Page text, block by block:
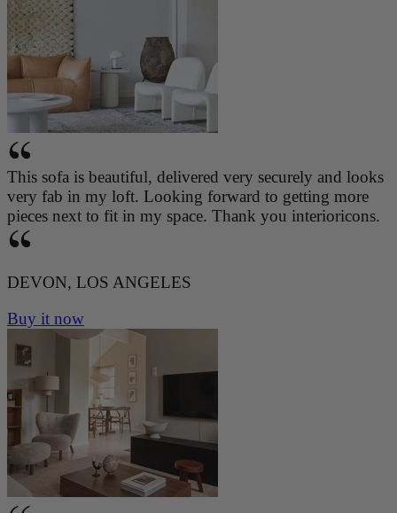
This sofa is beautiful, delivered very securely and looks
very fab in my loft. Looking forward to getting more
pieces next to fit in my space. Thank you interioricons.
DEVON, LOS ANGELES
Buy it now
mqbu6evw 2026-08-08 qmqbu6evw 2026-08-08 qmqbu6evw 2026-08-08 qmqbu6evw 2026-08-08 qmqbu6
evw 2026-08-08 qmqbu6evw 2026-08-08 qmqbu6evw 2026-08-08 qmqbu6evw 2026-08-08 qmqbu6evw 2
026-08-08 qmqbu6evw 2026-08-08 qmqbu6evw 2026-08-08 qmqbu6evw 2026-08-08 qmqbu6evw 2026-08
-08 qmqbu6evw 2026-08-08 qmqbu6evw 2026-08-08 qmqbu6evw 2026-08-08 qmqbu6evw 2026-08-08 q
mqbu6evw 2026-08-08 qmqbu6evw 2026-08-08 qmqbu6evw 2026-08-08 qmqbu6evw 2026-08-08 qmqbu6
evw 2026-08-08 qmqbu6evw 2026-08-08 qmqbu6evw 2026-08-08 qmqbu6evw 2026-08-08 qmqbu6evw 2
026-08-08 qmqbu6evw 2026-08-08 qmqbu6evw 2026-08-08 qmqbu6evw 2026-08-08 qmqbu6evw 2026-08
-08 qmqbu6evw 2026-08-08 qmqbu6evw 2026-08-08 qmqbu6evw 2026-08-08
qmqbu6evw 2026-08-08 qmqbu6evw 2026-08-08 qmqbu6evw 2026-08-08 qmqbu6evw 2026-08-08 qmqbu
6evw 2026-08-08 qmqbu6evw 2026-08-08 qmqbu6evw 2026-08-08 qmqbu6evw 2026-08-08 qmqbu6evw
2026-08-08 qmqbu6evw 2026-08-08 qmqbu6evw 2026-08-08 qmqbu6evw 2026-08-08 qmqbu6evw 2026-0
8-08 qmqbu6evw 2026-08-08 qmqbu6evw 2026-08-08 qmqbu6evw 2026-08-08 qmqbu6evw 2026-08-08 q
mqbu6evw 2026-08-08 qmqbu6evw 2026-08-08 qmqbu6evw 2026-08-08 qmqbu6evw 2026-08-08 qmqbu6
evw 2026-08-08 qmqbu6evw 2026-08-08 qmqbu6evw 2026-08-08 qmqbu6evw 2026-08-08 qmqbu6evw 2
026-08-08 qmqbu6evw 2026-08-08 qmqbu6evw 2026-08-08 qmqbu6evw 2026-08-08 qmqbu6evw 2026-08
-08 qmqbu6evw 2026-08-08 qmqbu6evw 2026-08-08 qmqbu6evw 2026-08-08 qmqbu6evw 2026-08-08 q
mqbu6evw 2026-08-08 qmqbu6evw 2026-08-08 qmqbu6evw 2026-08-08 qmqbu6evw 2026-08-08 qmqbu6
evw 2026-08-08 qmqbu6evw 2026-08-08 qmqbu6evw 2026-08-08 qmqbu6evw 2026-08-08 qmqbu6evw 2
026-08-08 qmqbu6evw 2026-08-08 qmqbu6evw 2026-08-08 qmqbu6evw 2026-08-08 qmqbu6evw 2026-08
-08 qmqbu6evw 2026-08-08 qmqbu6evw 2026-08-08 qmqbu6evw 2026-08-08